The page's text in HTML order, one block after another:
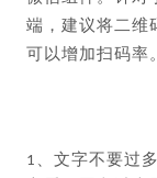
端，建议将二维
可以增加扫码率。
1、文字不要过